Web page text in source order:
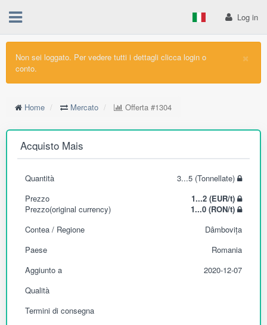
Log in
×
Non sei loggato. Per vedere tutti i dettagli clicca login o
conto.
Home Mercato Offerta #1304
Acquisto Mais
Quantità
3...5 (Tonnellate)
Prezzo
Prezzo(original currency)
1...2 (EUR/t)
1...0 (RON/t)
Contea / Regione
Dâmbovița
Paese
Romania
Aggiunto a
2020-12-07
Qualità
Termini di consegna